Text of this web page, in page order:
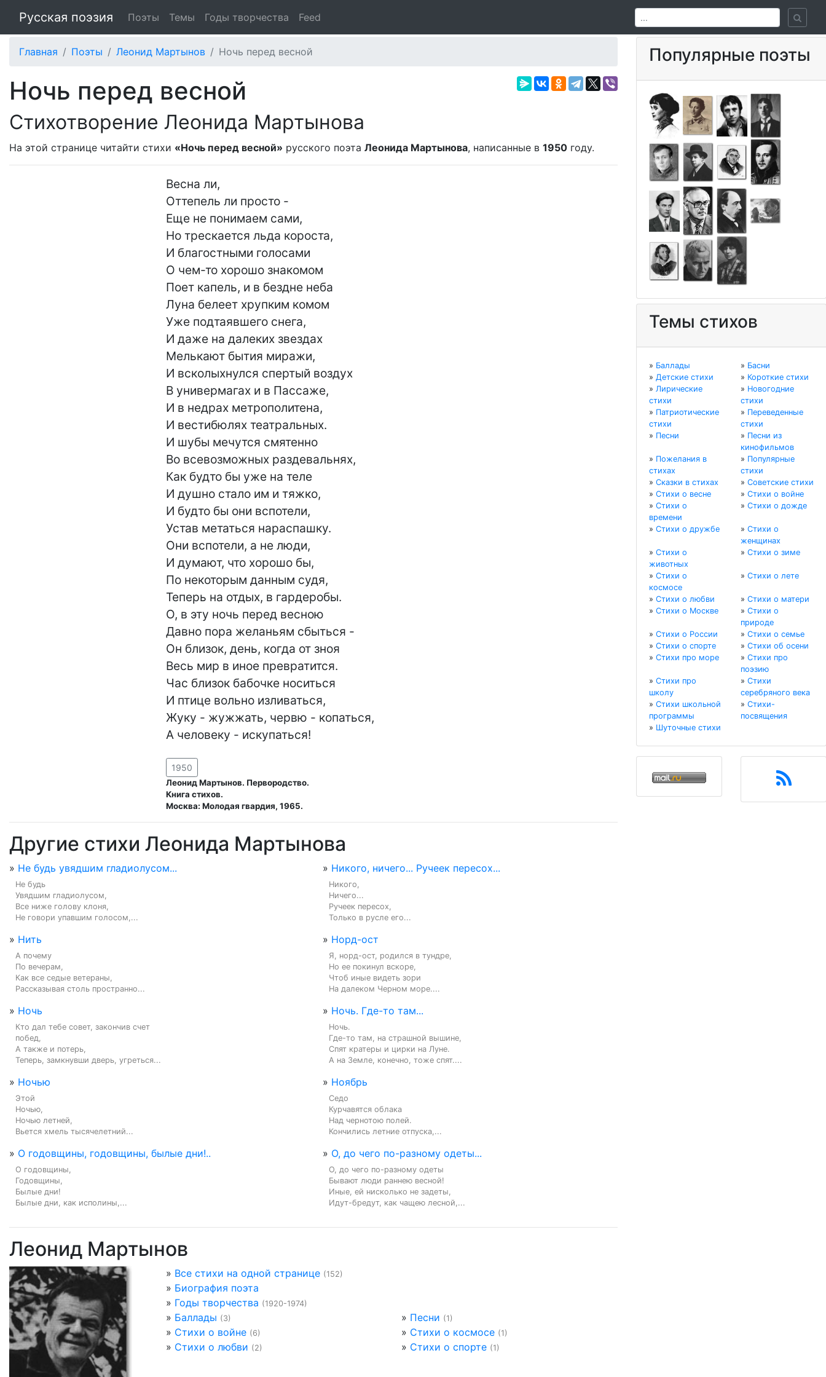
Русская поэзия Поэты Темы Годы творчества Feed
Главная Поэты Леонид Мартынов Ночь перед весной
Ночь перед весной
Стихотворение Леонида Мартынова
На этой странице читайти стихи «Ночь перед весной» русского поэта Леонида Мартынова, написанные в 1950 году.
Весна ли,
Оттепель ли просто -
Еще не понимаем сами,
Но трескается льда короста,
И благостными голосами
О чем-то хорошо знакомом
Поет капель, и в бездне неба
Луна белеет хрупким комом
Уже подтаявшего снега,
И даже на далеких звездах
Мелькают бытия миражи,
И всколыхнулся спертый воздух
В универмагах и в Пассаже,
И в недрах метрополитена,
И вестибюлях театральных.
И шубы мечутся смятенно
Во всевозможных раздевальнях,
Как будто бы уже на теле
И душно стало им и тяжко,
И будто бы они вспотели,
Устав метаться нараспашку.
Они вспотели, а не люди,
И думают, что хорошо бы,
По некоторым данным судя,
Теперь на отдых, в гардеробы.
О, в эту ночь перед весною
Давно пора желаньям сбыться -
Он близок, день, когда от зноя
Весь мир в иное превратится.
Час близок бабочке носиться
И птице вольно изливаться,
Жуку - жужжать, червю - копаться,
А человеку - искупаться!
1950
Леонид Мартынов. Первородство.
Книга стихов.
Москва: Молодая гвардия, 1965.
Другие стихи Леонида Мартынова
» Не будь увядшим гладиолусом...
Не будь
Увядшим гладиолусом,
Все ниже голову клоня,
Не говори упавшим голосом,...
» Никого, ничего... Ручеек пересох...
Никого,
Ничего...
Ручеек пересох,
Только в русле его...
» Нить
А почему
По вечерам,
Как все седые ветераны,
Рассказывая столь пространно...
» Норд-ост
Я, норд-ост, родился в тундре,
Но ее покинул вскоре,
Чтоб иные видеть зори
На далеком Черном море....
» Ночь
Кто дал тебе совет, закончив счет
побед,
А также и потерь,
Теперь, замкнувши дверь, угреться...
» Ночь. Где-то там...
Ночь.
Где-то там, на страшной вышине,
Спят кратеры и цирки на Луне.
А на Земле, конечно, тоже спят....
» Ночью
Этой
Ночью,
Ночью летней,
Вьется хмель тысячелетний...
» Ноябрь
Седо
Курчавятся облака
Над чернотою полей.
Кончились летние отпуска,...
» О годовщины, годовщины, былые дни!..
О годовщины,
Годовщины,
Былые дни!
Былые дни, как исполины,...
» О, до чего по-разному одеты...
О, до чего по-разному одеты
Бывают люди раннею весной!
Иные, ей нисколько не задеты,
Идут-бредут, как чащею лесной,...
Леонид Мартынов
» Все стихи на одной странице (152)
» Биография поэта
» Годы творчества (1920-1974)
» Баллады (3) » Песни (1)
» Стихи о войне (6) » Стихи о космосе (1)
» Стихи о любви (2) » Стихи о спорте (1)
Популярные поэты
Темы стихов
» Баллады » Басни
» Детские стихи » Короткие стихи
» Лирические
стихи
» Новогодние
стихи
» Патриотические
стихи
» Переведенные
стихи
» Песни » Песни из
кинофильмов
» Пожелания в
стихах
» Популярные
стихи
» Сказки в стихах » Советские стихи
» Стихи о весне » Стихи о войне
» Стихи о
времени
» Стихи о дожде
» Стихи о дружбе » Стихи о
женщинах
» Стихи о
животных
» Стихи о зиме
» Стихи о
космосе
» Стихи о лете
» Стихи о любви » Стихи о матери
» Стихи о Москве » Стихи о
природе
» Стихи о России » Стихи о семье
» Стихи о спорте » Стихи об осени
» Стихи про море » Стихи про
поэзию
» Стихи про
школу
» Стихи
серебряного века
» Стихи школьной
программы
» Стихи-
посвящения
» Шуточные стихи